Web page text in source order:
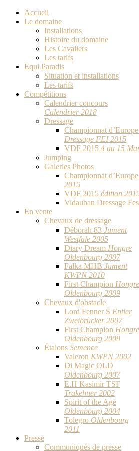
Accueil
Le domaine
Installations
Histoire du domaine
Les Cavaliers
Les tarifs
Equi Paradis
Situation et installations
Les tarifs
Compétitions
Calendrier concours
Calendrier 2018
Dressage
Championnat
Dressage FEI 2015
VDF 2015 4 au 15
Jumping
Galeries Photos
Championnat
2015
VDF 2015 édition
Vidauban Dressage
En vente
Chevaux de dressage
Déborah 83 Jument
Westfale 2005
Diary Dream Hongre
Oldenbourg 2007
Falka MHB Jument
KWPN 2010
First Champion Hongre
Oldenbourg 2009
Chevaux d'obstacle
Lord Fenner S Entier
Zweibrücker 2007
First Champion Hongre
Oldenbourg 2009
Étalons Semence
Valeron KWPN 2002
Di Magic OLD
Oldenbourg 2007
E.H Kasimir TSF
Trakehner 2002
Spirit of the Age
Oldenbourg 2004
Tolegro Oldenbourg
2011
Presse
Communiqués de presse